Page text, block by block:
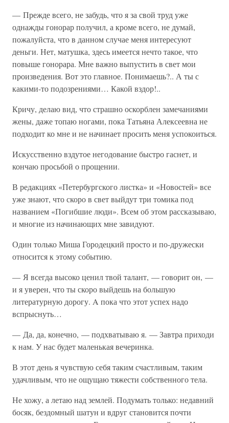
— Прежде всего, не забудь, что я за свой труд уже
однажды гонорар получил, а кроме всего, не думай,
пожалуйста, что в данном случае меня интересуют
деньги. Нет, матушка, здесь имеется нечто такое, что
повыше гонорара. Мне важно выпустить в свет мои
произведения. Вот это главное. Понимаешь?.. А ты с
какими-то подозрениями… Какой вздор!..
Кричу, делаю вид, что страшно оскорблен замечаниями
жены, даже топаю ногами, пока Татьяна Алексеевна не
подходит ко мне и не начинает просить меня успокоиться.
Искусственно вздутое негодование быстро гаснет, и
кончаю просьбой о прощении.
В редакциях «Петербургского листка» и «Новостей» все
уже знают, что скоро в свет выйдут три томика под
названием «Погибшие люди». Всем об этом рассказываю,
и многие из начинающих мне завидуют.
Один только Миша Городецкий просто и по-дружески
относится к этому событию.
— Я всегда высоко ценил твой талант, — говорит он, —
и я уверен, что ты скоро выйдешь на большую
литературную дорогу. A пока что этот успех надо
вспрыснуть…
— Да, да, конечно, — подхватываю я. — Завтра приходи
к нам. У нас будет маленькая вечеринка.
В этот день я чувствую себя таким счастливым, таким
удачливым, что не ощущаю тяжести собственного тела.
Не хожу, а летаю над землей. Подумать только: недавний
босяк, бездомный шатун и вдруг становится почти